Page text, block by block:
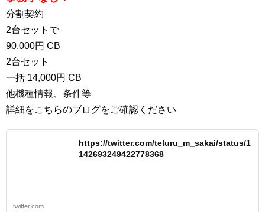
分割契約
2台セットで
90,000円 CB
2台セット
一括 14,000円 CB
他機種情報、条件等
詳細をこちらのブログをご確認ください
https://twitter.com/teluru_m_sakai/status/1
142693249422778368
twitter.com